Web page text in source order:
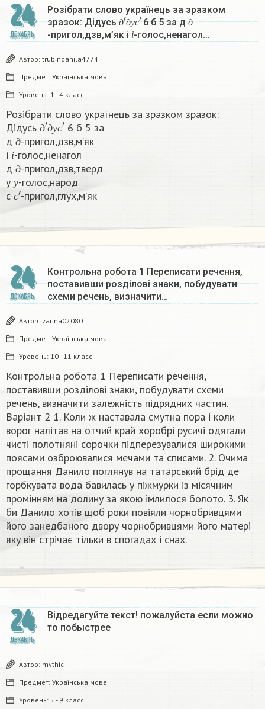
24
ДЕКАБРЬ
Розібрати слово українець за зразком
зразок: Дідусь д д у с
д′дус′
6 б 5 за дд
д
-пригол,дзв,м’як і і
і
-голос,ненагол…
Автор: trubindanila4774
Предмет: Українська мова
Уровень: 1 - 4 класс
Розібрати слово українець за зразком зразок:
Дідусь
д д у с
д′дус′
6 б 5 за
д
д
д
-пригол,дзв,м’як
і
і
і
-голос,ненагол
д
д
д
-пригол,дзв,тверд
у
у
у
-голос,народ
с
с
с′
-пригол,глух,м’як​
24
ДЕКАБРЬ
Контрольна робота 1 Переписати речення,
поставивши розділові знаки, побудувати
схеми речень, визначити…
Автор: zarina02080
Предмет: Українська мова
Уровень: 10 - 11 класс
Контрольна робота 1 Переписати речення,
поставивши розділові знаки, побудувати схеми
речень, визначити залежність підрядних частин.
Варіант 2 1. Коли ж наставала смутна пора і коли
ворог налітав на отчий край хоробрі русичі одягали
чисті полотняні сорочки підперезувалися широкими
поясами озброювалися мечами та списами. 2. Очима
прощання Данило поглянув на татарський брід де
горбкувата вода бавилась у піжмурки із місячним
промінням на долину за якою імлилося болото. 3. Як
би Данило хотів щоб роки повіяли чорнобривцями
його занедбаного двору чорнобривцями його матері
яку він стрічає тільки в спогадах і снах.
24
ДЕКАБРЬ
Відредагуйте текст! пожалуйста если можно
то побыстрее
Автор: mythic
Предмет: Українська мова
Уровень: 5 - 9 класс